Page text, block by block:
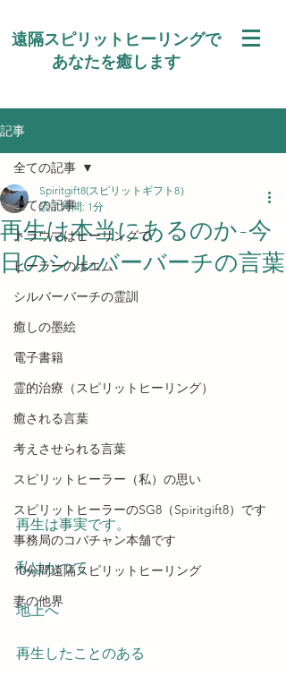
遠隔スピリットヒーリングで
あなたを癒します
記事
全ての記事
トラウマはヒーリングで
ヒーラーのポエム
シルバーバーチの霊訓
癒しの墨絵
電子書籍
霊的治療（スピリットヒーリング）
癒される言葉
考えさせられる言葉
スピリットヒーラー（私）の思い
スピリットヒーラーのSG8（Spiritgift8）です
事務局のコバチャン本舗です
10分間遠隔スピリットヒーリング
妻の他界
全ての記事
再生は本当にあるのか-今
日のシルバーバーチの言葉
Spiritgift8(スピリットギフト8）
読了時間: 1分
再生は事実です。
私はかつて
地上へ
再生したことのある